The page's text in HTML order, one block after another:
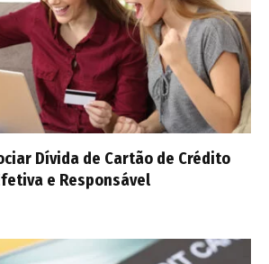
Dívida de Cartão de Crédito
e Responsável